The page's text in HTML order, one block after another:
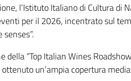
l’Istituto Italiano di Cultura
per il 2026, incentrato sul
della “Top Italian Wines
un’ampia copertura